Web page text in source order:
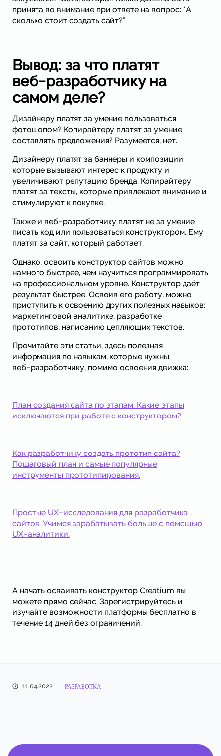
принята во внимание при ответе на вопрос: “А
сколько стоит создать сайт?”
Вывод: за что платят
веб−разработчику на
самом деле?
Дизайнеру платят за умение пользоваться
фотошопом? Копирайтеру платят за умение
составлять предложения? Разумеется, нет.
Дизайнеру платят за баннеры и композиции,
которые вызывают интерес к продукту и
увеличивают репутацию бренда. Копирайтеру
платят за тексты, которые привлекают внимание и
стимулируют к покупке.
Также и веб−разработчику платят не за умение
писать код или пользоваться конструктором. Ему
платят за сайт, который работает.
Однако, освоить конструктор сайтов можно
намного быстрее, чем научиться программировать
на профессиональном уровне. Конструктор даёт
результат быстрее. Освоив его работу, можно
приступить к освоению других полезных навыков:
маркетинговой аналитике, разработке
прототипов, написанию цепляющих текстов.
Прочитайте эти статьи, здесь полезная
информация по навыкам, которые нужны
веб−разработчику, помимо освоения движка:
План создания сайта по этапам. Какие этапы
исключаются при работе с конструктором?
Как разработчику создать прототип сайта?
Пошаговый план и самые популярные
инструменты прототипирования.
Простые UX−исследования для разработчика
сайтов. Учимся зарабатывать больше с помощью
UX−аналитики.
А начать осваивать конструктор Creatium вы
можете прямо сейчас. Зарегистрируйтесь и
изучайте возможности платформы бесплатно в
течение 14 дней без ограничений.
11.04.2022 РАЗРАБОТКА